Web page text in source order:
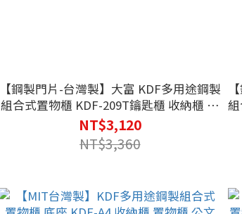
【鋼製門片-台灣製】大富 KDF多用途鋼製
組合式置物櫃 KDF-209T鑰匙櫃 收納櫃 置
鑰匙鎖 可改密碼鎖
NT$3,120
NT$3,360
組